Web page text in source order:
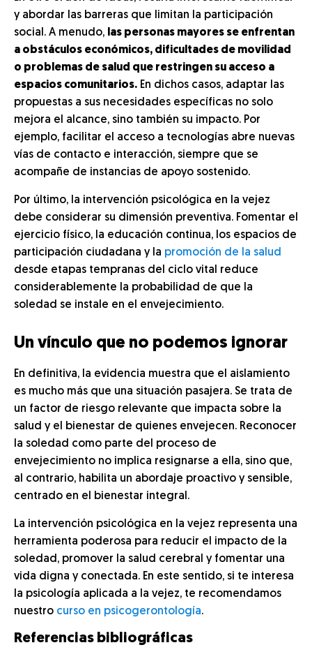
y abordar las barreras que limitan la participación
social. A menudo, las personas mayores se enfrentan
a obstáculos económicos, dificultades de movilidad
o problemas de salud que restringen su acceso a
espacios comunitarios. En dichos casos, adaptar las
propuestas a sus necesidades específicas no solo
mejora el alcance, sino también su impacto. Por
ejemplo, facilitar el acceso a tecnologías abre nuevas
vías de contacto e interacción, siempre que se
acompañe de instancias de apoyo sostenido.
Por último, la intervención psicológica en la vejez
debe considerar su dimensión preventiva. Fomentar el
ejercicio físico, la educación continua, los espacios de
participación ciudadana y la promoción de la salud
desde etapas tempranas del ciclo vital reduce
considerablemente la probabilidad de que la
soledad se instale en el envejecimiento.
Un vínculo que no podemos ignorar
En definitiva, la evidencia muestra que el aislamiento
es mucho más que una situación pasajera. Se trata de
un factor de riesgo relevante que impacta sobre la
salud y el bienestar de quienes envejecen. Reconocer
la soledad como parte del proceso de
envejecimiento no implica resignarse a ella, sino que,
al contrario, habilita un abordaje proactivo y sensible,
centrado en el bienestar integral.
La intervención psicológica en la vejez representa una
herramienta poderosa para reducir el impacto de la
soledad, promover la salud cerebral y fomentar una
vida digna y conectada. En este sentido, si te interesa
la psicología aplicada a la vejez, te recomendamos
nuestro curso en psicogerontología.
Referencias bibliográficas